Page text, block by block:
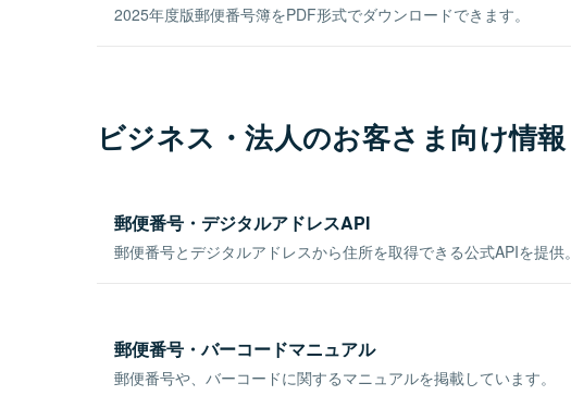
2025年度版郵便番号簿をPDF形式でダウンロードできます。
ビジネス・法人のお客さま向け情報
郵便番号・デジタルアドレスAPI
郵便番号とデジタルアドレスから住所を取得できる公式APIを提供。
郵便番号・バーコードマニュアル
郵便番号や、バーコードに関するマニュアルを掲載しています。